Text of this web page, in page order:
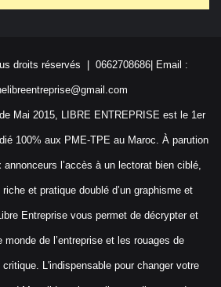
droits réservés | 0662708686| Email :
Mai 2015, LIBRE ENTREPRISE est le 1er
100% aux PME-TPE au Maroc. À parution
l’accès à un lectorat bien ciblé,
et pratique doublé d’un graphisme et
Entreprise vous permet de décrypter et
monde de l’entreprise et les rouages de
critique. L'indispensable pour changer votre